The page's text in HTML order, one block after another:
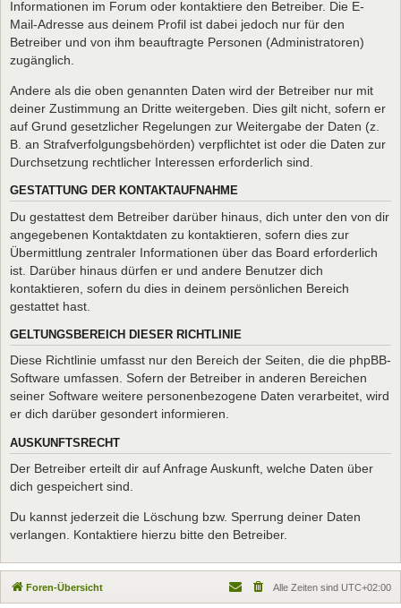
Informationen im Forum oder kontaktiere den Betreiber. Die E-
Mail-Adresse aus deinem Profil ist dabei jedoch nur für den
Betreiber und von ihm beauftragte Personen (Administratoren)
zugänglich.
Andere als die oben genannten Daten wird der Betreiber nur mit
deiner Zustimmung an Dritte weitergeben. Dies gilt nicht, sofern er
auf Grund gesetzlicher Regelungen zur Weitergabe der Daten (z.
B. an Strafverfolgungsbehörden) verpflichtet ist oder die Daten zur
Durchsetzung rechtlicher Interessen erforderlich sind.
GESTATTUNG DER KONTAKTAUFNAHME
Du gestattest dem Betreiber darüber hinaus, dich unter den von dir
angegebenen Kontaktdaten zu kontaktieren, sofern dies zur
Übermittlung zentraler Informationen über das Board erforderlich
ist. Darüber hinaus dürfen er und andere Benutzer dich
kontaktieren, sofern du dies in deinem persönlichen Bereich
gestattet hast.
GELTUNGSBEREICH DIESER RICHTLINIE
Diese Richtlinie umfasst nur den Bereich der Seiten, die die phpBB-
Software umfassen. Sofern der Betreiber in anderen Bereichen
seiner Software weitere personenbezogene Daten verarbeitet, wird
er dich darüber gesondert informieren.
AUSKUNFTSRECHT
Der Betreiber erteilt dir auf Anfrage Auskunft, welche Daten über
dich gespeichert sind.
Du kannst jederzeit die Löschung bzw. Sperrung deiner Daten
verlangen. Kontaktiere hierzu bitte den Betreiber.
Foren-Übersicht Alle Zeiten sind UTC+02:00